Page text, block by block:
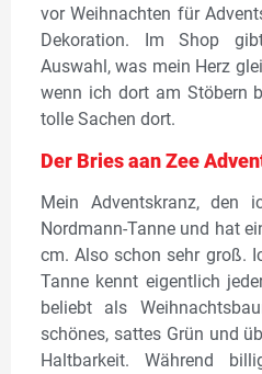
vor Weihnachten für
Dekoration. Im Shop
Auswahl, was mein Herz
wenn ich dort am Stöbern
tolle Sachen dort.
Der Bries aan Zee
Mein Adventskranz, den
Nordmann-Tanne und hat
cm. Also schon sehr groß.
Tanne kennt eigentlich
beliebt als
schönes, sattes Grün und
Haltbarkeit. Während